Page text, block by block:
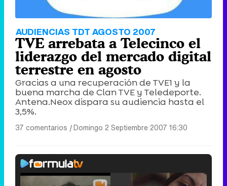
AUDIENCIAS TDT AGOSTO 2007
TVE arrebata a Telecinco el
liderazgo del mercado digital
terrestre en agosto
Gracias a una recuperación de TVE1 y la
buena marcha de Clan TVE y Teledeporte.
Antena.Neox dispara su audiencia hasta el
3,5%.
37 comentarios |Domingo 2 Septiembre 2007 16:30